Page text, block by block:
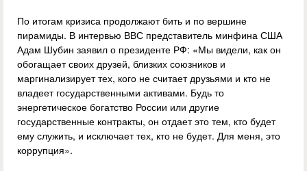
По итогам кризиса продолжают бить и по вершине
пирамиды. В интервью ВВС представитель минфина США
Адам Шубин заявил о президенте РФ: «Мы видели, как он
обогащает своих друзей, близких союзников и
маргинализирует тех, кого не считает друзьями и кто не
владеет государственными активами. Будь то
энергетическое богатство России или другие
государственные контракты, он отдает это тем, кто будет
ему служить, и исключает тех, кто не будет. Для меня, это
коррупция».